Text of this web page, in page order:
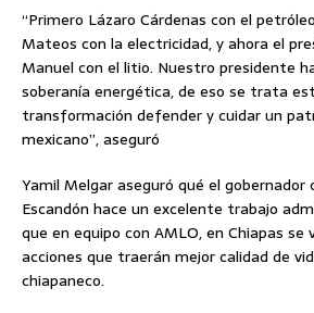
“Primero Lázaro Cárdenas con el
Mateos con la electricidad, y ahora el
Manuel con el litio. Nuestro presidente
soberanía energética, de eso se trata
transformación defender y cuidar un
mexicano”, aseguró
Yamil Melgar aseguró qué el gobernador
Escandón hace un excelente trabajo
que en equipo con AMLO, en Chiapas
acciones que traerán mejor calidad de
chiapaneco.